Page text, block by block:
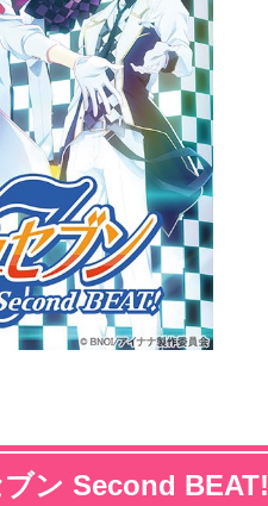
ブン Second BEAT!